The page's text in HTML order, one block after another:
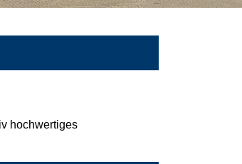
hochwertiges